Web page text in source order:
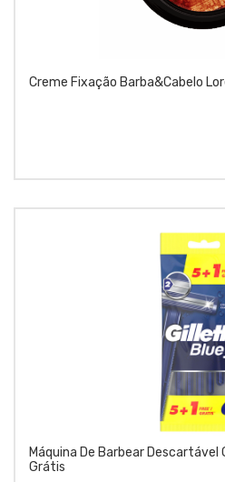
Creme Fixação Barba&Cabelo
Máquina De Barbear Descartável
Grátis